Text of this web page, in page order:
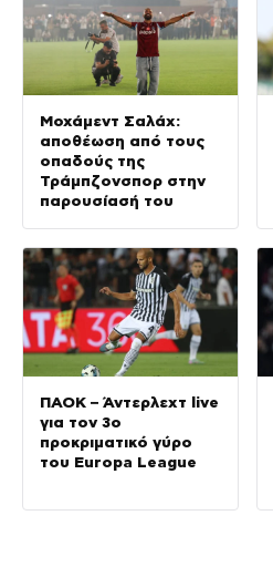
Μοχάμεντ Σαλάχ:
αποθέωση από τους
οπαδούς της
Τράμπζονσπορ στην
παρουσίασή του
ΠΑΟΚ – Άντερλεχτ live
για τον 3ο
προκριματικό γύρο
του Europa League